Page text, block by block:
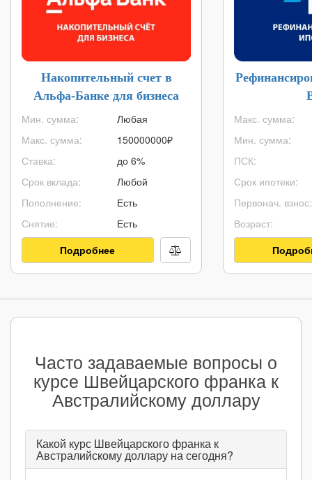
Накопительный счет в
Альфа-Банке для бизнеса
Мин. сумма:
Макс. сумма:
Ставка:
Срок вклада:
Пополнение:
Снятие:
Любая
150000000₽
до 6%
Любой
Есть
Есть
Подробнее
Макс. сумма:
Мин. сумма:
ПСК:
Срок ипотеки:
Первонач. взнос:
Возраст:
Часто задаваемые вопросы о
курсе Швейцарского франка к
Австралийскому доллару
Какой курс Швейцарского франка к
Австралийскому доллару на сегодня?